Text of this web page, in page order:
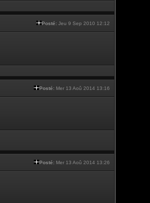
Posté: Jeu 9 Sep 2010 12:12
Posté: Mer 13 Aoû 2014 13:16
Posté: Mer 13 Aoû 2014 13:26